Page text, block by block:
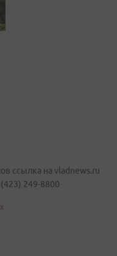
ссылка на vladnews.ru
249-8800